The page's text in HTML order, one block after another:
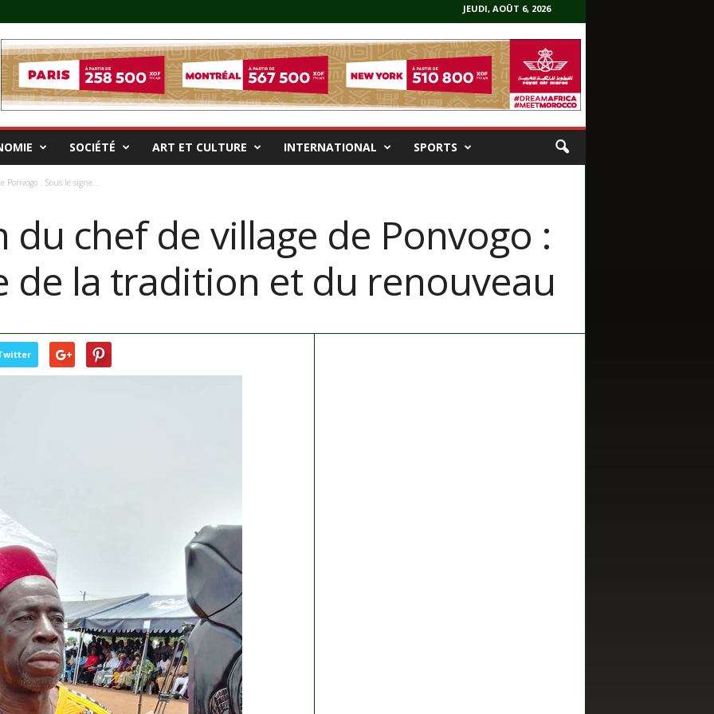
JEUDI, AOÛT 6, 2026
SOCIÉTÉ ART ET CULTURE INTERNATIONAL SPORTS
: Sous le signe...
chef de village de Ponvogo :
de la tradition et du renouveau